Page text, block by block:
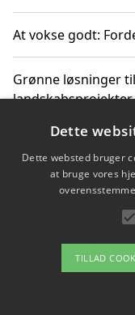
At vokse godt:
Grønne løsninger
landskabsprojekter
Gør haven til et
Om /
Dette
Dette websted bruger
at bruge vores
TILLAD